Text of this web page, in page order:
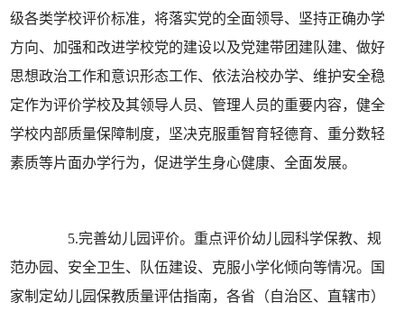
级各类学校评价标准，将落实党的全面领导、坚持正确办学
方向、加强和改进学校党的建设以及党建带团建队建、做好
思想政治工作和意识形态工作、依法治校办学、维护安全稳
定作为评价学校及其领导人员、管理人员的重要内容，健全
学校内部质量保障制度，坚决克服重智育轻德育、重分数轻
素质等片面办学行为，促进学生身心健康、全面发展。
5.完善幼儿园评价。重点评价幼儿园科学保教、规
范办园、安全卫生、队伍建设、克服小学化倾向等情况。国
家制定幼儿园保教质量评估指南，各省（自治区、直辖市）